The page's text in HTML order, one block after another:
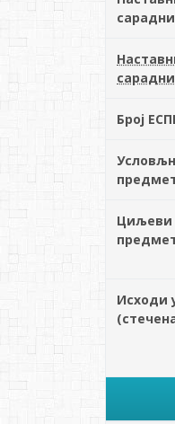
Број
Циљеви
Исходи